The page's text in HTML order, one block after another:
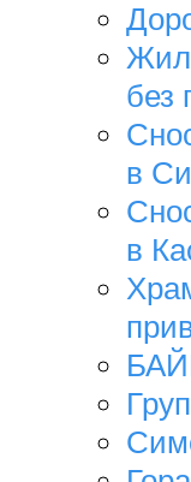
без
в
в